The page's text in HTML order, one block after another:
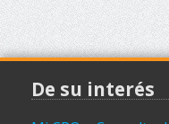
De su interés